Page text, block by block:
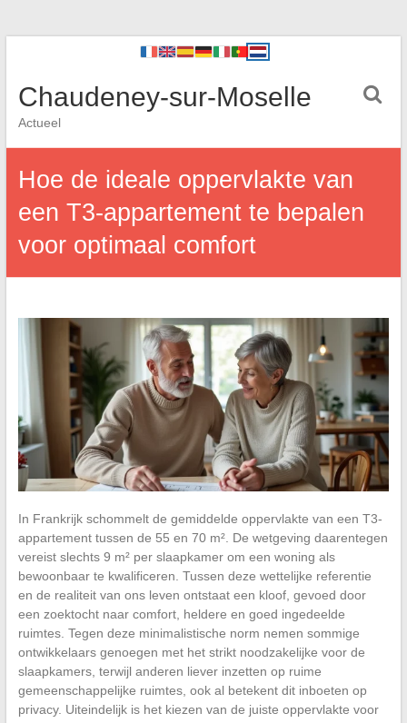
Chaudeney-sur-Moselle
Actueel
Hoe de ideale oppervlakte van
een T3-appartement te bepalen
voor optimaal comfort
In Frankrijk schommelt de gemiddelde oppervlakte van een T3-
appartement tussen de 55 en 70 m². De wetgeving daarentegen
vereist slechts 9 m² per slaapkamer om een woning als
bewoonbaar te kwalificeren. Tussen deze wettelijke referentie
en de realiteit van ons leven ontstaat een kloof, gevoed door
een zoektocht naar comfort, heldere en goed ingedeelde
ruimtes. Tegen deze minimalistische norm nemen sommige
ontwikkelaars genoegen met het strikt noodzakelijke voor de
slaapkamers, terwijl anderen liever inzetten op ruime
gemeenschappelijke ruimtes, ook al betekent dit inboeten op
privacy. Uiteindelijk is het kiezen van de juiste oppervlakte voor